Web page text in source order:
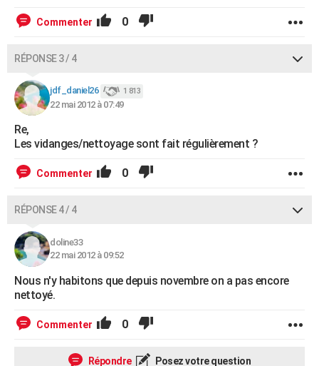
Commenter 0
RÉPONSE 3 / 4
jdf_daniel26 1 813
22 mai 2012 à 07:49
Re,
Les vidanges/nettoyage sont fait régulièrement ?
Commenter 0
RÉPONSE 4 / 4
doline33
22 mai 2012 à 09:52
Nous n'y habitons que depuis novembre on a pas encore
nettoyé.
Commenter 0
Répondre Posez votre question